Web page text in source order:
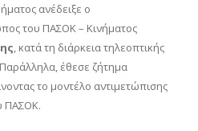
ανέδειξε ο
του ΠΑΣΟΚ – Κινήματος
, κατά τη διάρκεια τηλεοπτικής
έθεσε ζήτημα
το μοντέλο αντιμετώπισης
ΠΑΣΟΚ.